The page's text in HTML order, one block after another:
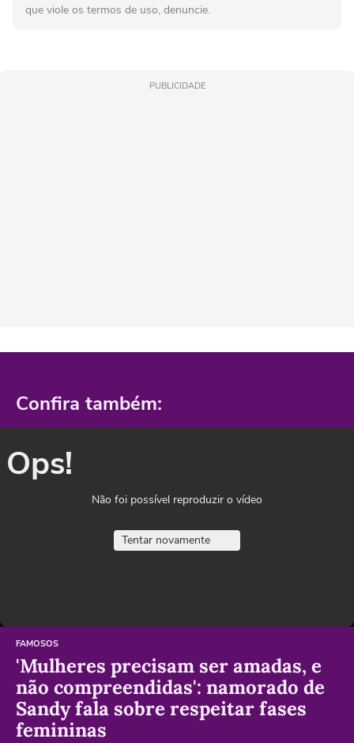
que viole os termos de uso, denuncie.
PUBLICIDADE
Confira também:
Ops!
Não foi possível reproduzir o vídeo
Tentar novamente
FAMOSOS
'Mulheres precisam ser amadas, e
não compreendidas': namorado de
Sandy fala sobre respeitar fases
femininas